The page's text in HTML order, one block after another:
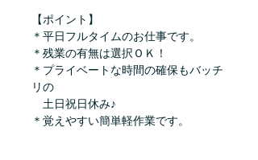
【ポイント】
＊平日フルタイムのお仕事です。
＊残業の有無は選択ＯＫ！
＊プライベートな時間の確保もバッチ
リの
土日祝日休み♪
＊覚えやすい簡単軽作業です。